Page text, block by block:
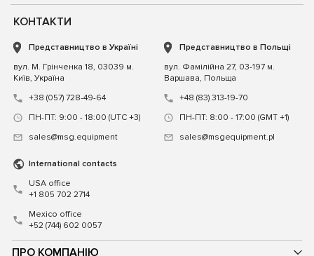
ПРО КОМПАНІЮ
КОНТАКТИ
Представництво в Україні
вул. М. Грінченка 18, 03039 м.
Київ, Україна
+38 (057) 728-49-64
ПН-ПТ: 9:00 - 18:00 (UTC +3)
sales@msg.equipment
Представництво в Польщі
вул. Фамілійна 27, 03-197 м.
Варшава, Польща
+48 (83) 313-19-70
ПН-ПТ: 8:00 - 17:00 (GMT +1)
sales@msgequipment.pl
International contacts
USA office
+1 805 702 2714
Mexico office
+52 (744) 602 0057